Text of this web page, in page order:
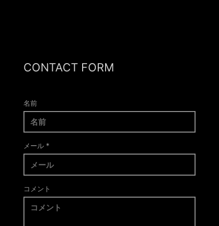
CONTACT FORM
名前
メール *
コメント